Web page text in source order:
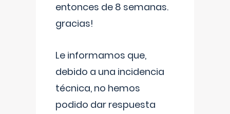
entonces de 8 semanas.
gracias!
Le informamos que,
debido a una incidencia
técnica, no hemos
podido dar respuesta